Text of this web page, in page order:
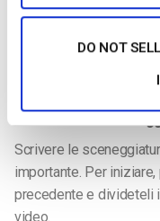
DO NOT
volta e creare un unico
Scoprite cosa
state formando e per i
Scrivere le
importante. Per
precedente e divideteli
video.